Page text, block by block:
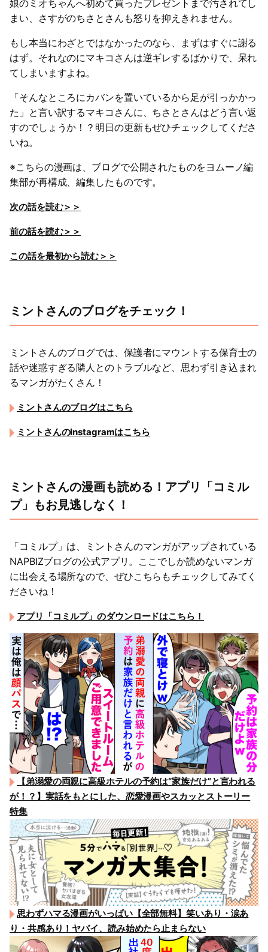
娘のミオちゃんへ初めて買ったプレゼントまで汚されてし
まい、さすがのちさとさんも怒りを抑えきれません。
もし本当にわざとではなかったのなら、まずはすぐに謝る
はず。それなのにマキコさんは逆ギレするばかりで、呆れ
てしまいますよね。
「そんなところにカバンを置いているから足が引っかかっ
た」と言い訳するマキコさんに、ちさとさんはどう言い返
すのでしょうか！？明日の更新もぜひチェックしてくださ
いね。
※こちらの漫画は、ブログで公開されたものをヨムーノ編
集部が再構成、編集したものです。
次の話を読む＞＞
前の話を読む＞＞
この話を最初から読む＞＞
ミントさんのブログをチェック！
ミントさんのブログでは、保護者にマウントする保育士の
話や迷惑すぎる隣人とのトラブルなど、思わず引き込まれ
るマンガがたくさん！
ミントさんのブログはこちら
ミントさんのInstagramはこちら
ミントさんの漫画も読める！アプリ「コミル
プ」もお見逃しなく！
「コミルプ」は、ミントさんのマンガがアップされている
NAPBIZブログの公式アプリ。ここでしか読めないマンガ
に出会える場所なので、ぜひこちらもチェックしてみてく
ださいね！
アプリ「コミルプ」のダウンロードはこちら！
【弟溺愛の両親に高級ホテルの予約は“家族だけ”と言われる
が！？】実話をもとにした、恋愛漫画やスカッとストーリー
特集
思わずハマる漫画がいっぱい【全部無料】笑いあり・涙あ
り・共感あり！ヤバイ、読み始めたら止まらない